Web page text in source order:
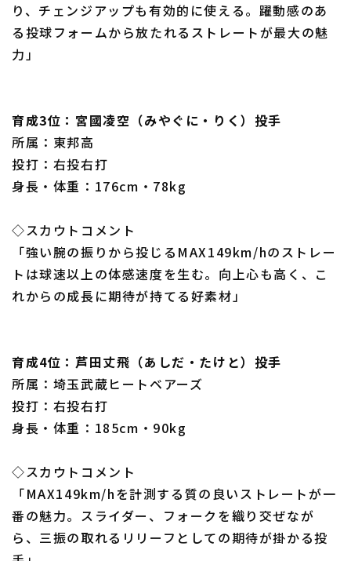
り、チェンジアップも有効的に使える。躍動感のあ
る投球フォームから放たれるストレートが最大の魅
力」
育成3位：宮國凌空（みやぐに・りく）投手
所属：東邦高
投打：右投右打
身長・体重：176cm・78kg
◇スカウトコメント
「強い腕の振りから投じるMAX149km/hのストレー
トは球速以上の体感速度を生む。向上心も高く、こ
れからの成長に期待が持てる好素材」
育成4位：芦田丈飛（あしだ・たけと）投手
所属：埼玉武蔵ヒートベアーズ
投打：右投右打
身長・体重：185cm・90kg
◇スカウトコメント
「MAX149km/hを計測する質の良いストレートが一
番の魅力。スライダー、フォークを織り交ぜなが
ら、三振の取れるリリーフとしての期待が掛かる投